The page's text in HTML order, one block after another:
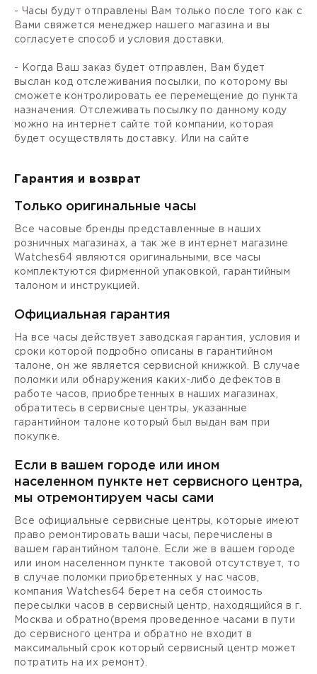
- Часы будут отправлены Вам только после того как с
Вами свяжется менеджер нашего магазина и вы
согласуете способ и условия доставки.
- Когда Ваш заказ будет отправлен, Вам будет
выслан код отслеживания посылки, по которому вы
сможете контролировать ее перемещение до пункта
назначения. Отслеживать посылку по данному коду
можно на интернет сайте той компании, которая
будет осуществлять доставку. Или на сайте
Гарантия и возврат
Только оригинальные часы
Все часовые бренды представленные в наших
розничных магазинах, а так же в интернет магазине
Watches64 являются оригинальными, все часы
комплектуются фирменной упаковкой, гарантийным
талоном и инструкцией.
Официальная гарантия
На все часы действует заводская гарантия, условия и
сроки которой подробно описаны в гарантийном
талоне, он же является сервисной книжкой. В случае
поломки или обнаружения каких-либо дефектов в
работе часов, приобретенных в наших магазинах,
обратитесь в сервисные центры, указанные
гарантийном талоне который был выдан вам при
покупке.
Если в вашем городе или ином
населенном пункте нет сервисного центра,
мы отремонтируем часы сами
Все официальные сервисные центры, которые имеют
право ремонтировать ваши часы, перечислены в
вашем гарантийном талоне. Если же в вашем городе
или ином населенном пункте таковой отсутствует, то
в случае поломки приобретенных у нас часов,
компания Watches64 берет на себя стоимость
пересылки часов в сервисный центр, находящийся в г.
Москва и обратно(время проведенное часами в пути
до сервисного центра и обратно не входит в
максимальный срок который сервисный центр может
потратить на их ремонт).